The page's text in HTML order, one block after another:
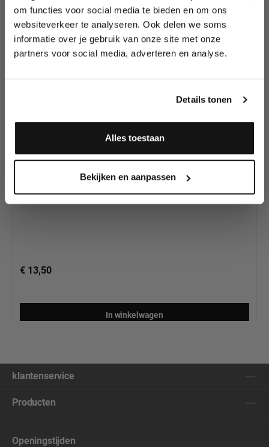
om functies voor social media te bieden en om ons
websiteverkeer te analyseren. Ook delen we soms
informatie over je gebruik van onze site met onze
partners voor social media, adverteren en analyse.
Details tonen
Alles toestaan
Bekijken en aanpassen
Colour Splitcakes
van Superstar!
Perfect voor One
Stroke Schminken.
Superstar Dream Colours Rainbow, 45 gram
€ 13,50
In winkelwagen
klantenservice
Producten
Openingstijden
Lees als eerste over nieuwe producten,
tutorials, aanbiedingen, evenementen,
wedstrijden en meer.
Meld je aan en ontvang direct
Ja, ik meld me aan